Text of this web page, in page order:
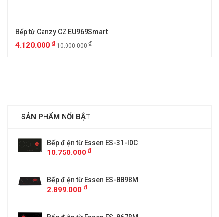
Bếp từ Canzy CZ EU969Smart
4.120.000 ₫ 10.000.000₫
SẢN PHẨM NỔI BẬT
Bếp điện từ Essen ES-31-IDC
10.750.000 ₫
Bếp điện từ Essen ES-889BM
2.899.000 ₫